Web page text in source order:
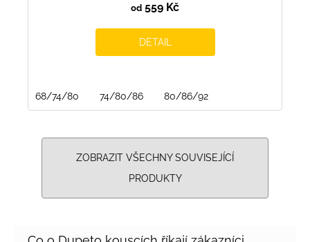
od 559 Kč
DETAIL
68/74/80 74/80/86 80/86/92
ZOBRAZIT VŠECHNY SOUVISEJÍCÍ
PRODUKTY